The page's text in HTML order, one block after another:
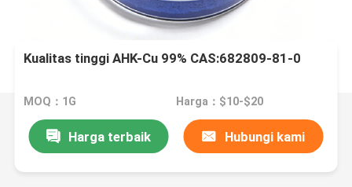
Kualitas tinggi AHK-Cu 99% CAS:682809-81-0
MOQ：1G Harga：$10-$20
Harga terbaik Hubungi kami